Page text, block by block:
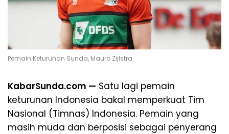
Pemain Keturunan Sunda, Mauro Zijlstra.
KabarSunda.com — Satu lagi pemain
keturunan Indonesia bakal memperkuat Tim
Nasional (Timnas) Indonesia. Pemain yang
masih muda dan berposisi sebagai penyerang